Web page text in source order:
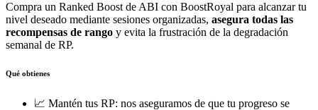
Compra un Ranked Boost de ABI con BoostRoyal para alcanzar tu
nivel deseado mediante sesiones organizadas, asegura todas las
recompensas de rango y evita la frustración de la degradación
semanal de RP.
Qué obtienes
📈 Mantén tus RP: nos aseguramos de que tu progreso se